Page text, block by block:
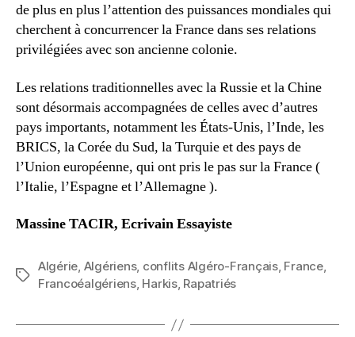
de plus en plus l’attention des puissances mondiales qui
cherchent à concurrencer la France dans ses relations
privilégiées avec son ancienne colonie.
Les relations traditionnelles avec la Russie et la Chine
sont désormais accompagnées de celles avec d’autres
pays importants, notamment les États-Unis, l’Inde, les
BRICS, la Corée du Sud, la Turquie et des pays de
l’Union européenne, qui ont pris le pas sur la France (
l’Italie, l’Espagne et l’Allemagne ).
Massine TACIR, Ecrivain Essayiste
Étiquettes
Algérie, Algériens, conflits Algéro-Français, France,
Francoéalgériens, Harkis, Rapatriés